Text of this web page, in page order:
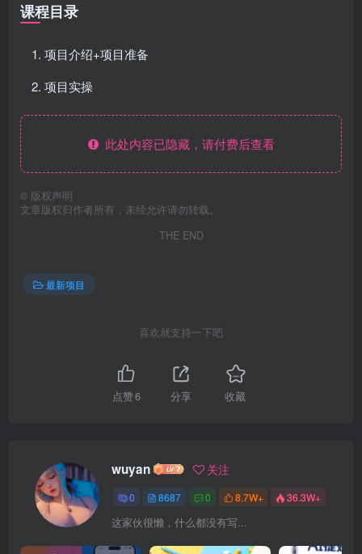
课程目录
项目介绍+项目准备
项目实操
此处内容已隐藏，请付费后查看
© 版权声明
文章版权归作者所有，未经允许请勿转载。
THE END
最新项目
喜欢就支持一下吧
点赞6 分享 收藏
wuyan 关注
0 8687 0 8.7W+ 36.3W+
这家伙很懒，什么都没有写...